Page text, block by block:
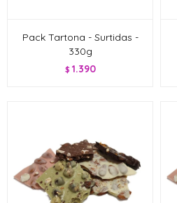
Pack Tartona - Surtidas -
330g
$ 1.390